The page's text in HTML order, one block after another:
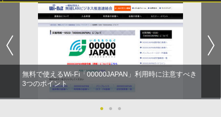
無料で使えるWi-Fi「00000JAPAN」利用時に注意すべき
3つのポイント
● ● ●